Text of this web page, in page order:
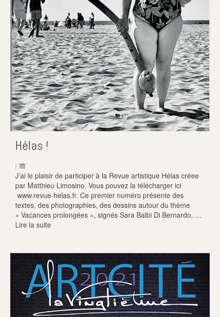
Hélas !
|
J’ai le plaisir de participer à la Revue artistique Hélas créee
par Matthieu Limosino. Vous pouvez la télécharger ici
www.revue-helas.fr. Ce premier numéro présente des
textes, des photographies, des dessins autour du thème
« Vacances prolongées », signés Sara Balbi Di Bernardo, …
Lire la suite